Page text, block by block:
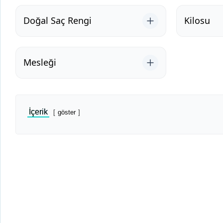
Doğal Saç Rengi Kilosu
Mesleği
İçerik göster